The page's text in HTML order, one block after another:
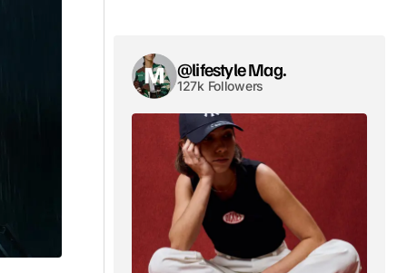
@lifestyle Mag.
127k Followers